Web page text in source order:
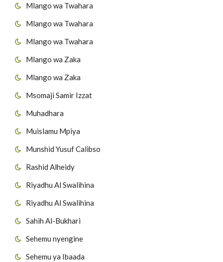
Mlango wa Twahara
Mlango wa Twahara
Mlango wa Twahara
Mlango wa Zaka
Mlango wa Zaka
Msomaji Samir Izzat
Muhadhara
Muislamu Mpiya
Munshid Yusuf Calibso
Rashid Alheidy
Riyadhu Al Swalihina
Riyadhu Al Swalihina
Sahih Al-Bukhari
Sehemu nyengine
Sehemu ya Ibaada